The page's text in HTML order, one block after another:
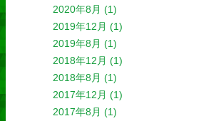
2020年8月 (1)
2019年12月 (1)
2019年8月 (1)
2018年12月 (1)
2018年8月 (1)
2017年12月 (1)
2017年8月 (1)